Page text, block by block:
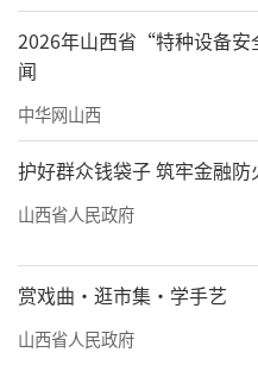
“五一”假期，全
区景点不断丰富文旅
活动，努力提升游客体
上“文旅大餐”。
我省以“文旅+”
条打卡路线，打造“
化消费场景。
2026年山西省“特种设备
闻
中华网山西
护好群众钱袋子 筑牢金融防
山西省人民政府
赏戏曲·逛市集·学手艺
山西省人民政府